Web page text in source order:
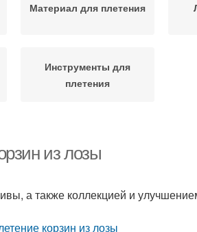
Материал для плетения
Инструменты для
плетения
из лозы
а также коллекцией и